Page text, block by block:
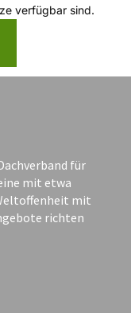
verfügbar sind.
für
mit etwa
mit
richten